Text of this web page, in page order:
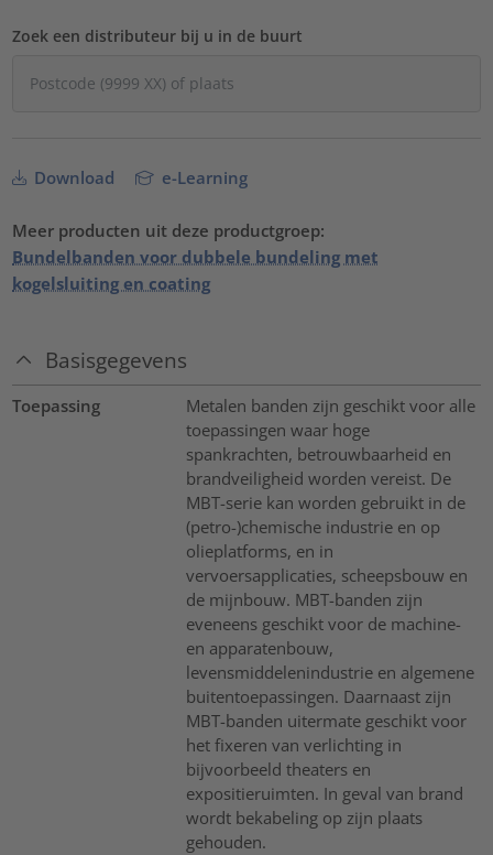
Zoek een distributeur bij u in de buurt
Download e-Learning
Meer producten uit deze productgroep:
Bundelbanden voor dubbele bundeling met
kogelsluiting en coating
Basisgegevens
Toepassing
Metalen banden zijn geschikt voor alle
toepassingen waar hoge
spankrachten, betrouwbaarheid en
brandveiligheid worden vereist. De
MBT-serie kan worden gebruikt in de
(petro-)chemische industrie en op
olieplatforms, en in
vervoersapplicaties, scheepsbouw en
de mijnbouw. MBT-banden zijn
eveneens geschikt voor de machine-
en apparatenbouw,
levensmiddelenindustrie en algemene
buitentoepassingen. Daarnaast zijn
MBT-banden uitermate geschikt voor
het fixeren van verlichting in
bijvoorbeeld theaters en
expositieruimten. In geval van brand
wordt bekabeling op zijn plaats
gehouden.